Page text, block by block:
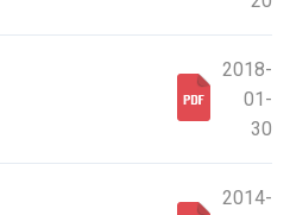
2018-
01-
30
2014-